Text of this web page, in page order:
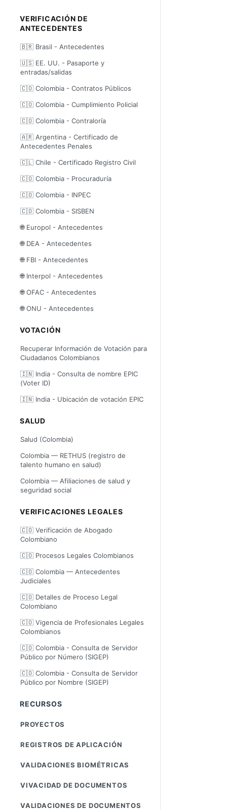
VERIFICACIÓN DE
ANTECEDENTES
🇧🇷 Brasil - Antecedentes
🇺🇸 EE. UU. - Pasaporte y
entradas/salidas
🇨🇴 Colombia - Contratos Públicos
🇨🇴 Colombia - Cumplimiento Policial
🇨🇴 Colombia - Contraloría
🇦🇷 Argentina - Certificado de
Antecedentes Penales
🇨🇱 Chile - Certificado Registro Civil
🇨🇴 Colombia - Procuraduría
🇨🇴 Colombia - INPEC
🇨🇴 Colombia - SISBEN
🌐 Europol - Antecedentes
🌐 DEA - Antecedentes
🌐 FBI - Antecedentes
🌐 Interpol - Antecedentes
🌐 OFAC - Antecedentes
🌐 ONU - Antecedentes
VOTACIÓN
Recuperar Información de Votación para
Ciudadanos Colombianos
🇮🇳 India - Consulta de nombre EPIC
(Voter ID)
🇮🇳 India - Ubicación de votación EPIC
SALUD
Salud (Colombia)
Colombia — RETHUS (registro de
talento humano en salud)
Colombia — Afiliaciones de salud y
seguridad social
VERIFICACIONES LEGALES
🇨🇴 Verificación de Abogado
Colombiano
🇨🇴 Procesos Legales Colombianos
🇨🇴 Colombia — Antecedentes
Judiciales
🇨🇴 Detalles de Proceso Legal
Colombiano
🇨🇴 Vigencia de Profesionales Legales
Colombianos
🇨🇴 Colombia - Consulta de Servidor
Público por Número (SIGEP)
🇨🇴 Colombia - Consulta de Servidor
Público por Nombre (SIGEP)
RECURSOS
PROYECTOS
REGISTROS DE APLICACIÓN
VALIDACIONES BIOMÉTRICAS
VIVACIDAD DE DOCUMENTOS
VALIDACIONES DE DOCUMENTOS